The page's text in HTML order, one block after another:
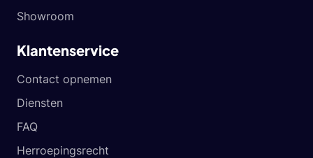
Showroom
Klantenservice
Contact opnemen
Diensten
FAQ
Herroepingsrecht